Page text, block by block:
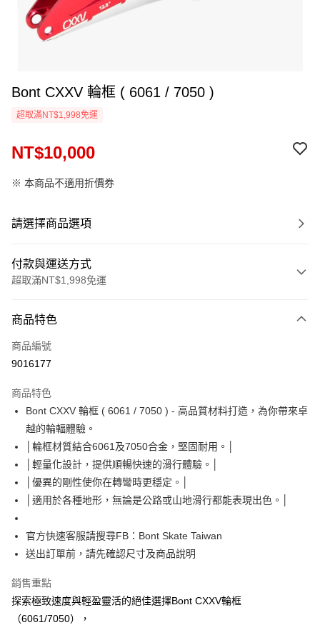
Bont CXXV 輪框 ( 6061 / 7050 )
超取滿NT$1,998免運
NT$10,000
※ 本商品不適用折價券
請選擇商品選項
付款與運送方式
超取滿NT$1,998免運
信用卡一次付款
信用卡分期付款
合作金庫商業銀行
華南商業銀行
彰化商業銀行
上海商業儲蓄銀行
國泰世華商業銀行
兆豐國際商業銀行
臺灣中小企業銀行
台中商業銀行
匯豐（台灣）商業銀行
華泰商業銀行
聯邦商業銀行
遠東國際商業銀行
元大商業銀行
永豐商業銀行
台新國際商業銀行
中國信託商業銀行
台灣樂天信用卡公司
6 期 0 利率 每期
華南商業銀行
上海商業儲蓄銀行
台北富邦商業銀行
國泰世華商業銀行
兆豐國際商業銀行
臺灣中小企業銀行
台中商業銀行
匯豐（台灣）商業銀行
華泰商業銀行
玉山商業銀行
星展（台灣）商業銀行
台新國際商業銀行
中國信託商業銀行
12 期 0 利率 每期 21家銀行
合作金庫商業銀行
第一商業銀行
華南商業銀行
彰化商業銀行
上海商業儲蓄銀行
台北富邦商業銀行
國泰世華商業銀行
兆豐國際商業銀行
臺灣中小企業銀行
台中商業銀行
聯邦商業銀行
遠東國際商業銀行
元大商業銀行
永豐商業銀行
玉山商業銀行
星展（台灣）商業銀行
台新國際商業銀行
LINE Pay
Apple Pay
街口支付
Google Pay
AFTEE先享後付
相關說明
【關於「AFTEE先享後付」】
AFTEE先享後付是「在收到商品之後才付款」的支付方式。 讓您購物簡單
ATM付款
商品特色
商品編號
9016177
商品特色
Bont CXXV 輪框 ( 6061 / 7050 ) - 高品質材料打造，為你帶來卓
越的輪輻體驗。
│輪框材質結合6061及7050合金，堅固耐用。│
│輕量化設計，提供順暢快速的滑行體驗。│
│優異的剛性使你在轉彎時更穩定。│
│適用於各種地形，無論是公路或山地滑行都能表現出色。│
官方快速客服請搜尋FB：Bont Skate Taiwan
送出訂單前，請先確認尺寸及商品說明
銷售重點
探索極致速度與輕盈靈活的絕佳選擇Bont CXXV輪框
（6061/7050），